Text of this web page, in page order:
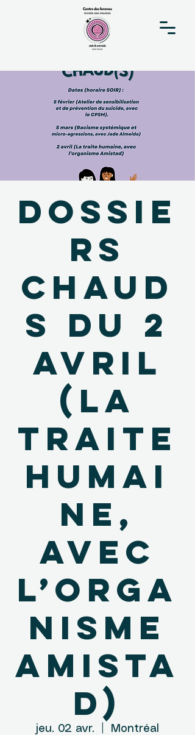
Dossie
rs
chaud
s du 2
avril
(La
traite
humai
ne,
avec
l’orga
nisme
Amista
d)
jeu. 02 avr. Montréal